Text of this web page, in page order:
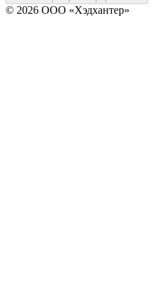
© 2026 ООО «Хэдхантер»